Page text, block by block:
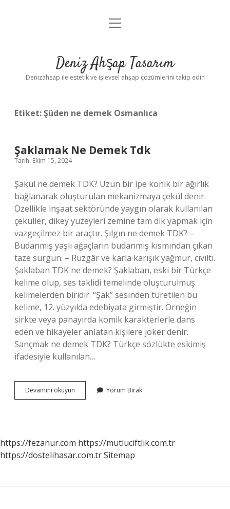
Anasayfa
Yasal Uyarı
menüyü
Deniz Ahşap Tasarım
Denizahsap ile estetik ve işlevsel ahşap çözümlerini takip edin
Etiket:Şüden ne demek Osmanlıca
Şaklamak Ne Demek Tdk
Tarih: Ekim 15, 2024
Şakül ne demek TDK? Uzun bir ipe konik bir ağırlık
bağlanarak oluşturulan mekanizmaya çekül denir.
Özellikle inşaat sektöründe yaygın olarak kullanılan
çeküller, dikey yüzeyleri zemine tam dik yapmak için
vazgeçilmez bir araçtır. Şılgın ne demek TDK? –
Budanmış yaşlı ağaçların budanmış kısmından çıkan
taze sürgün. – Rüzgâr ve karla karışık yağmur, cıvıltı.
Şaklaban TDK ne demek? Şaklaban, eski bir Türkçe
kelime olup, ses taklidi temelinde oluşturulmuş
kelimelerden biridir. “Şak” sesinden türetilen bu
kelime, 12. yüzyılda edebiyata girmiştir. Örneğin
sirkte veya panayırda komik karakterlerle dans
eden ve hikayeler anlatan kişilere joker denir.
Sançmak ne demek TDK? Türkçe sözlükte eskimiş
ifadesiyle kullanılan…
Devamını okuyun Şaklamak
Ne
Yorum Bırak
https://fezanur.com https://mutluciftlik.com.tr
https://dostelihasar.com.trSitemap